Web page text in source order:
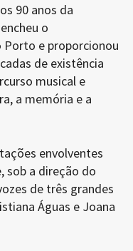
90 anos da
o
e proporcionou
de existência
musical e
a memória e a
envolventes
sob a direção do
de três grandes
Águas e Joana